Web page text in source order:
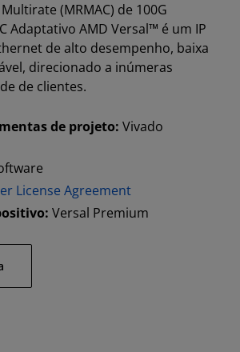
(MRMAC) de 100G
Adaptativo AMD Versal™ é um IP
de alto desempenho, baixa
direcionado a inúmeras
de clientes.
de projeto: Vivado
License Agreement
Versal Premium